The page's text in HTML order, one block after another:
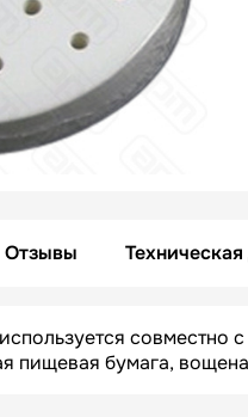
Отзывы
используется совместно
пищевая бумага,